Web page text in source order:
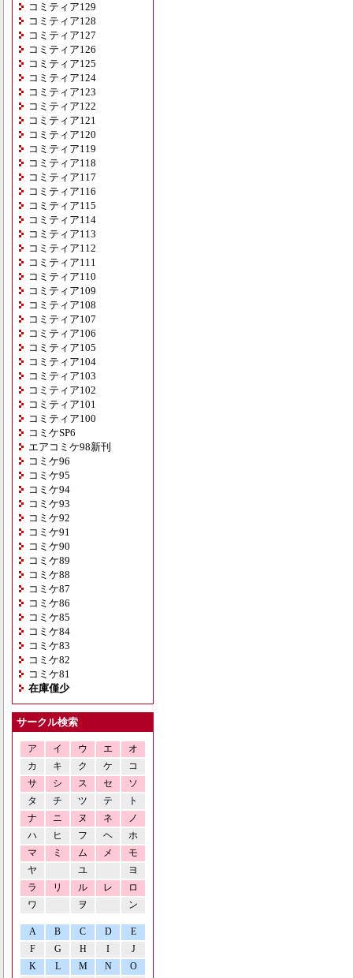
コミティア129
コミティア128
コミティア127
コミティア126
コミティア125
コミティア124
コミティア123
コミティア122
コミティア121
コミティア120
コミティア119
コミティア118
コミティア117
コミティア116
コミティア115
コミティア114
コミティア113
コミティア112
コミティア111
コミティア110
コミティア109
コミティア108
コミティア107
コミティア106
コミティア105
コミティア104
コミティア103
コミティア102
コミティア101
コミティア100
コミケSP6
エアコミケ98新刊
コミケ96
コミケ95
コミケ94
コミケ93
コミケ92
コミケ91
コミケ90
コミケ89
コミケ88
コミケ87
コミケ86
コミケ85
コミケ84
コミケ83
コミケ82
コミケ81
在庫僅少
サークル検索
ア イ ウ エ
オ
カ
キ ク ケ
コ
サ
シ ス セ
ソ
タ
チ ツ テ
ト
ナ
ニ ヌ ネ
ノ
ハ
ヒ フ ヘ
ホ
マ
ミ ム メ
モ
ヤ
ユ
ヨ
ラ
リ ル レ
ロ
ワ
ヲ ン
A B C D
E
F
G H I
J
K
L M N O